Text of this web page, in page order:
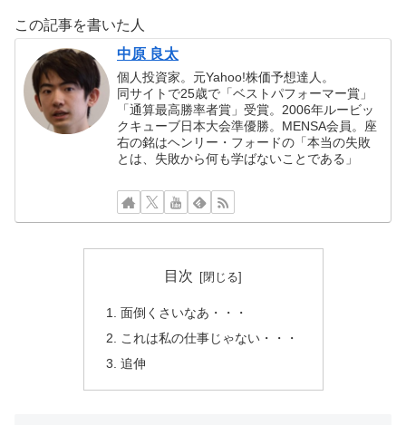
この記事を書いた人
中原 良太
個人投資家。元Yahoo!株価予想達人。
同サイトで25歳で「ベストパフォーマー賞」
「通算最高勝率者賞」受賞。2006年ルービッ
クキューブ日本大会準優勝。MENSA会員。座
右の銘はヘンリー・フォードの「本当の失敗
とは、失敗から何も学ばないことである」
目次
面倒くさいなあ・・・
これは私の仕事じゃない・・・
追伸